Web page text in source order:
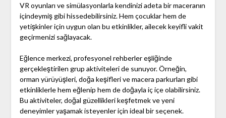
VR oyunları ve simülasyonlarla kendinizi adeta bir maceranın
içindeymiş gibi hissedebilirsiniz. Hem çocuklar hem de
yetişkinler için uygun olan bu etkinlikler, ailecek keyifli vakit
geçirmenizi sağlayacak.
Eğlence merkezi, profesyonel rehberler eşliğinde
gerçekleştirilen grup aktiviteleri de sunuyor. Örneğin,
orman yürüyüşleri, doğa keşifleri ve macera parkurları gibi
etkinliklerle hem eğlenip hem de doğayla iç içe olabilirsiniz.
Bu aktiviteler, doğal güzellikleri keşfetmek ve yeni
deneyimler yaşamak isteyenler için ideal bir seçenek.